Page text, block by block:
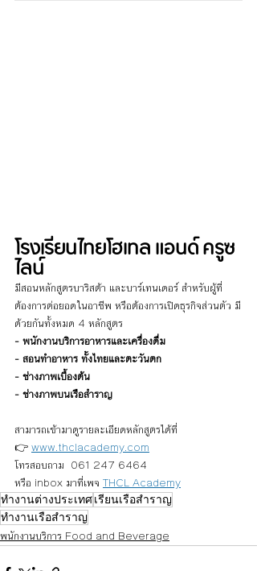
โรงเรียนไทยโฮเทล แอนด์ ครูซ
ไลน์
มีสอนหลักสูตรบาริสต้า และบาร์เทนเดอร์ สำหรับผู้ที่
ต้องการต่อยอดในอาชีพ หรือต้องการเปิดธุรกิจส่วนตัว มี
ด้วยกันทั้งหมด 4 หลักสูตร
- พนักงานบริการอาหารและเครื่องดื่ม
- สอนทำอาหาร ทั้งไทยและตะวันตก
- ช่างภาพเบื้องต้น
- ช่างภาพบนเรือสำราญ
สามารถเข้ามาดูรายละเอียดหลักสูตรได้ที่
👉 www.thclacademy.com
โทรสอบถาม  061 247 6464
หรือ inbox มาที่เพจ THCL Academy
ทำงานต่างประเทศเรียนเรือสำราญ
ทำงานเรือสำราญ
พนักงานบริการ Food and Beverage